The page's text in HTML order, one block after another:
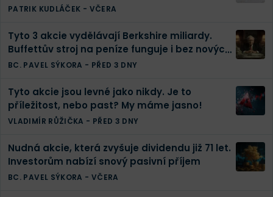
PATRIK KUDLÁČEK - VČERA
Tyto 3 akcie vydělávají Berkshire miliardy.
Buffettův stroj na peníze funguje i bez nových
investic
BC. PAVEL SÝKORA - PŘED 3 DNY
Tyto akcie jsou levné jako nikdy. Je to
příležitost, nebo past? My máme jasno!
VLADIMÍR RŮŽIČKA - PŘED 3 DNY
Nudná akcie, která zvyšuje dividendu již 71 let.
Investorům nabízí snový pasivní příjem
BC. PAVEL SÝKORA - VČERA